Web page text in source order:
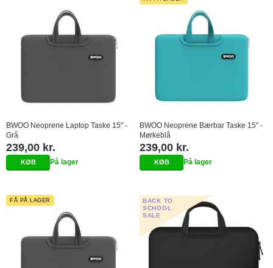
BWOO Neoprene Laptop Taske 15" -
Grå
239,00 kr.
På lager
BWOO Neoprene Bærbar Taske 15" -
Mørkeblå
239,00 kr.
På lager
FÅ PÅ LAGER
BACK TO
SCHOOL
SALE